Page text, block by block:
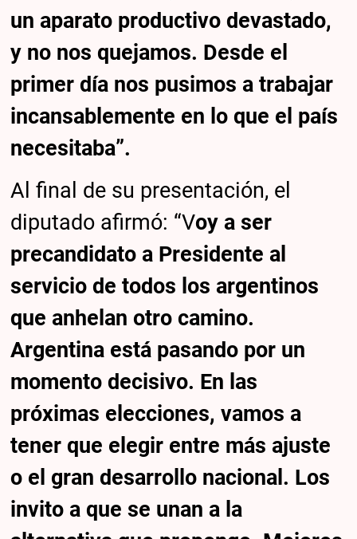
un aparato productivo devastado,
y no nos quejamos. Desde el
primer día nos pusimos a trabajar
incansablemente en lo que el país
necesitaba”.
Al final de su presentación, el
diputado afirmó: “Voy a ser
precandidato a Presidente al
servicio de todos los argentinos
que anhelan otro camino.
Argentina está pasando por un
momento decisivo. En las
próximas elecciones, vamos a
tener que elegir entre más ajuste
o el gran desarrollo nacional. Los
invito a que se unan a la